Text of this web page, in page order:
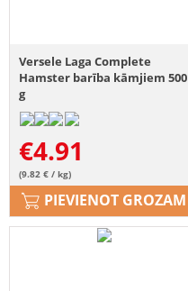
Versele Laga Complete
Hamster barība kāmjiem 500
g
€4.91
(9.82 € / kg)
PIEVIENOT GROZAM